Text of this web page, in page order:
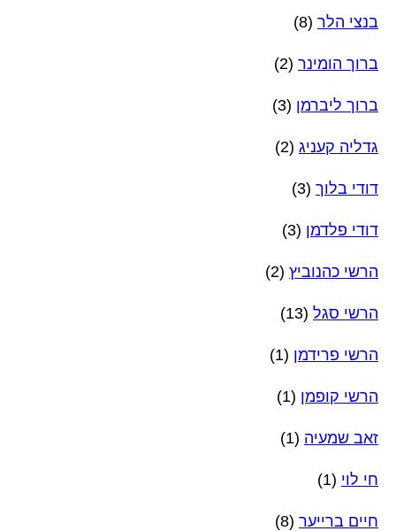
בנצי הלר (8)
ברוך הומינר (2)
ברוך ליברמן (3)
גדליה קעניג (2)
דודי בלוך (3)
דודי פלדמן (3)
הרשי כהנוביץ (2)
הרשי סגל (13)
הרשי פרידמן (1)
הרשי קופמן (1)
זאב שמעיה (1)
חי לוי (1)
חיים ברייער (8)